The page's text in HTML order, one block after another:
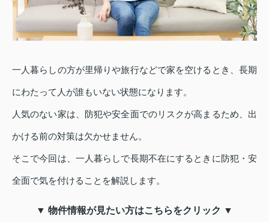
一人暮らしの方が里帰りや旅行などで家を空けるとき、長期
にわたって人が誰もいない状態になります。
人気のない家は、防犯や安全面でのリスクが高まるため、出
かける前の対策は欠かせません。
そこで今回は、一人暮らしで長期不在にするときに防犯・安
全面で気を付けることを解説します。
▼ 物件情報が見たい方はこちらをクリック ▼